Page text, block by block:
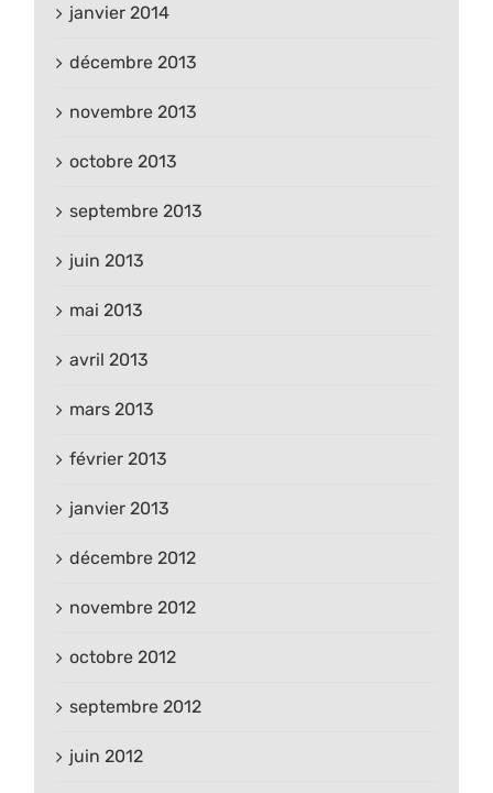
janvier 2014
décembre 2013
novembre 2013
octobre 2013
septembre 2013
juin 2013
mai 2013
avril 2013
mars 2013
février 2013
janvier 2013
décembre 2012
novembre 2012
octobre 2012
septembre 2012
juin 2012